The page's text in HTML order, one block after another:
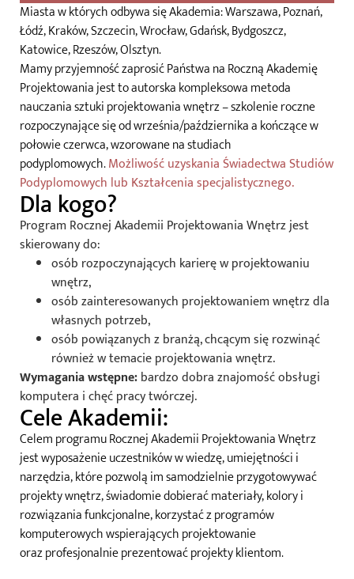
Miasta w których odbywa się Akademia: Warszawa, Poznań,
Łódź, Kraków, Szczecin, Wrocław, Gdańsk, Bydgoszcz,
Katowice, Rzeszów, Olsztyn.
Mamy przyjemność zaprosić Państwa na Roczną Akademię
Projektowania jest to autorska kompleksowa metoda
nauczania sztuki projektowania wnętrz – szkolenie roczne
rozpoczynające się od września/października a kończące w
połowie czerwca, wzorowane na studiach
podyplomowych.Możliwość uzyskania Świadectwa Studiów
Podyplomowych lub Kształcenia specjalistycznego.
Dla kogo?
Program Rocznej Akademii Projektowania Wnętrz jest
skierowany do:
osób rozpoczynających karierę w projektowaniu
wnętrz,
osób zainteresowanych projektowaniem wnętrz dla
własnych potrzeb,
osób powiązanych z branżą, chcącym się rozwinąć
również w temacie projektowania wnętrz.
Wymagania wstępne:bardzo dobra znajomość obsługi
komputera i chęć pracy twórczej.
Cele Akademii:
Celem programu Rocznej Akademii Projektowania Wnętrz
jest wyposażenie uczestników w wiedzę, umiejętności i
narzędzia, które pozwolą imsamodzielnie przygotowywać
projekty wnętrz,świadomie dobierać materiały, kolory i
rozwiązania funkcjonalne,korzystać z programów
komputerowych wspierających projektowanie
orazprofesjonalnie prezentować projekty klientom.